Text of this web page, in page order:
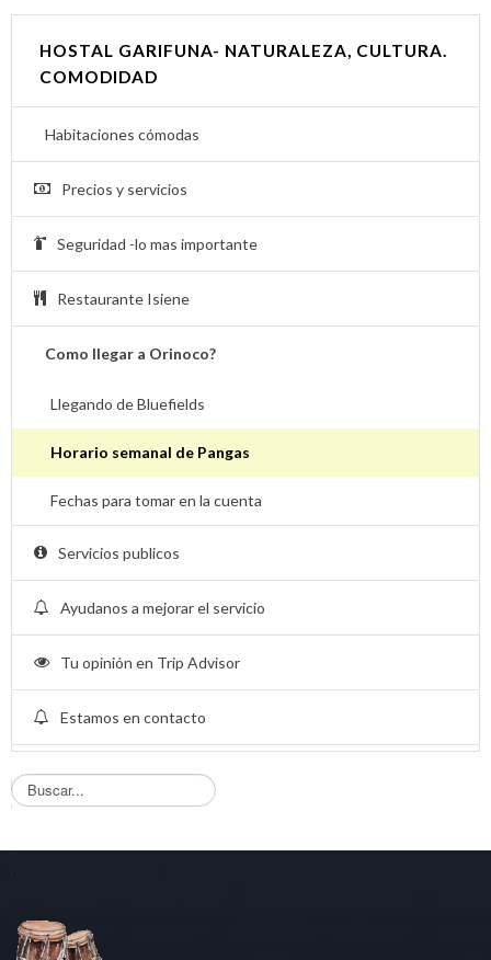
HOSTAL GARIFUNA- NATURALEZA, CULTURA.
COMODIDAD
Habitaciones cómodas
Precios y servicios
Seguridad -lo mas importante
Restaurante Isiene
Como llegar a Orinoco?
Llegando de Bluefields
Horario semanal de Pangas
Fechas para tomar en la cuenta
Servicios publicos
Ayudanos a mejorar el servicio
Tu opinión en Trip Advisor
Estamos en contacto
B
u
q
a